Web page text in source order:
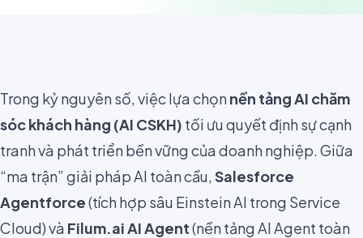
Trong kỷ nguyên số, việc lựa chọnnền tảng AI chăm
sóc khách hàng (AI CSKH) tối ưu quyết định sự cạnh
tranh và phát triển bền vững của doanh nghiệp. Giữa
“ma trận” giải pháp AI toàn cầu,Salesforce
Agentforce(tích hợp sâu Einstein AI trong Service
Cloud) và Filum.ai AI Agent(nền tảng AI Agent toàn